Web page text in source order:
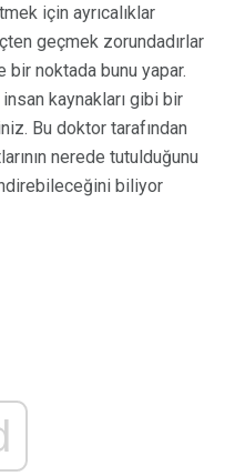
için ayrıcalıklar
geçmek zorundadırlar
noktada bunu yapar.
kaynakları gibi bir
Bu doktor tarafından
nerede tutulduğunu
biliyor